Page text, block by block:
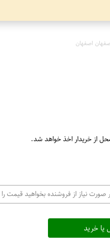
اصفهان
از خریدار اخذ خواهد شد.
نیاز از فروشنده بخواهید قیمت را
خرید